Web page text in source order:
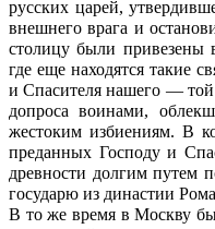
русских царей,
внешнего врага и
столицу были привезены
где еще находятся такие
и Спасителя нашего — той
допроса воинами,
жестоким избиениям. В
преданных Господу и
древности долгим путем
государю из династии
В то же время в Москву